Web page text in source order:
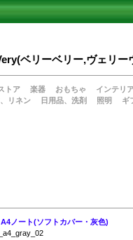
ベリーベリー,ヴェリー
トア 楽器 おもちゃ インテリ
リネン
日用品、洗剤 照明 ギ
ノート(ソフトカバー・灰色)